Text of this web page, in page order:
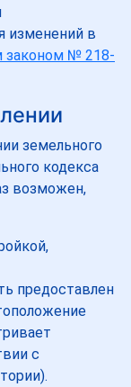
изменений в
№ 218-
земельного
кодекса
возможен,
предоставлен
с